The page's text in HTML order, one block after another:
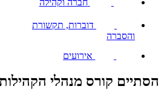
חברה וקהילה
דוברות, תקשורת
והסברה
אירועים
הסתיים קורס מנהלי